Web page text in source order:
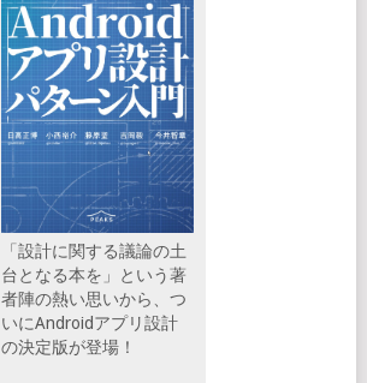
「設計に関する議論の土
台となる本を」という著
者陣の熱い思いから、つ
いにAndroidアプリ設計
の決定版が登場！